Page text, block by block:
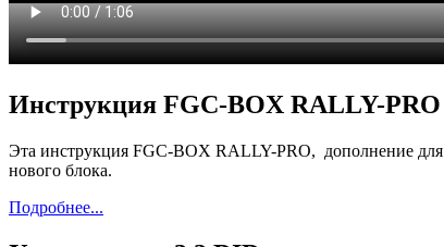
Инструкция FGC-BOX RALLY-PRO
Эта инструкция FGC-BOX RALLY-PRO, дополнение для
нового блока.
Подробнее...